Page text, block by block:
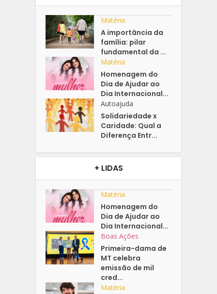
Matéria
A importância da
família: pilar
fundamental da ...
Matéria
Homenagem do
Dia de Ajudar ao
Dia Internacional...
Autoajuda
Solidariedade x
Caridade: Qual a
Diferença Entr...
+ LIDAS
Matéria
Homenagem do
Dia de Ajudar ao
Dia Internacional...
Boas Ações
Primeira-dama de
MT celebra
emissão de mil
cred...
Matéria